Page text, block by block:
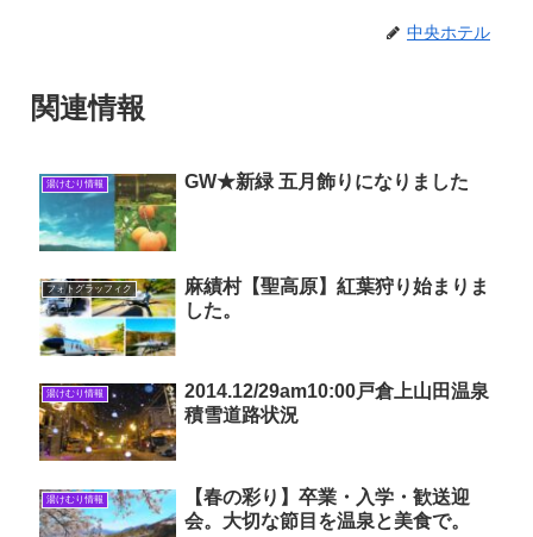
中央ホテル
関連情報
湯けむり情報 GW★新緑 五月飾りになりました
フォトグラッフィク
麻績村【聖高原】紅葉狩り始まりま
した。
湯けむり情報
2014.12/29am10:00戸倉上山田温泉
積雪道路状況
湯けむり情報
【春の彩り】卒業・入学・歓送迎
会。大切な節目を温泉と美食で。